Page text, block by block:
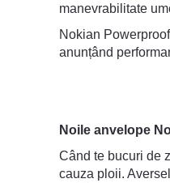
manevrabilitate
Nokian
anunțând
Noile anvelope
Când te bucuri de
cauza ploii.